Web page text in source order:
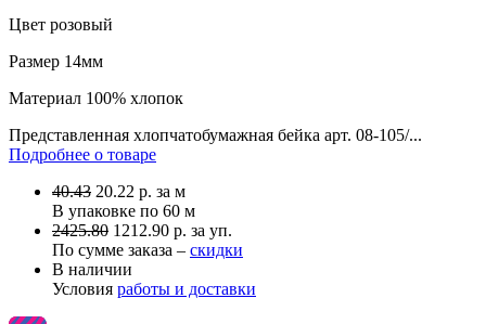
Цвет розовый
Размер 14мм
Материал 100% хлопок
Представленная хлопчатобумажная бейка арт. 08-105/...
Подробнее о товаре
40.43 20.22 р. за м
В упаковке по 60 м
2425.80 1212.90 р. за уп.
По сумме заказа – скидки
В наличии
Условия работы и доставки